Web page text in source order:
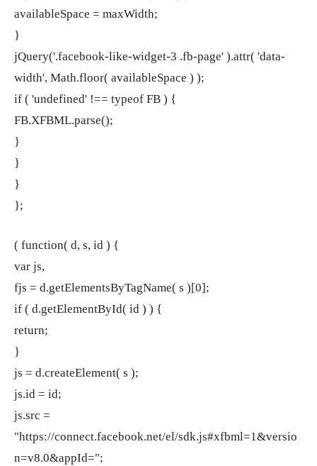
availableSpace = maxWidth;
}
jQuery('.facebook-like-widget-3 .fb-page' ).attr( 'data-
width', Math.floor( availableSpace ) );
if ( 'undefined' !== typeof FB ) {
FB.XFBML.parse();
}
}
}
};
( function( d, s, id ) {
var js,
fjs = d.getElementsByTagName( s )[0];
if ( d.getElementById( id ) ) {
return;
}
js = d.createElement( s );
js.id = id;
js.src =
"https://connect.facebook.net/el/sdk.js#xfbml=1&versio
n=v8.0&appId=";